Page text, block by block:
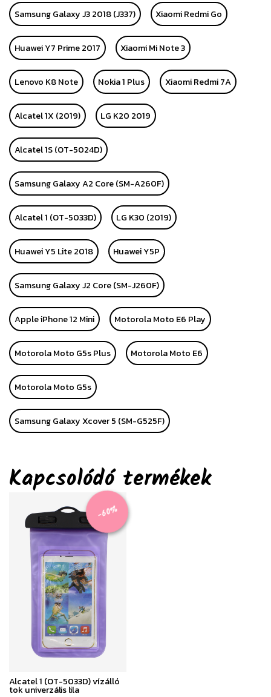
Samsung Galaxy J3 2018 (J337) Xiaomi Redmi Go
Huawei Y7 Prime 2017 Xiaomi Mi Note 3
Lenovo K8 Note Nokia 1 Plus Xiaomi Redmi 7A
Alcatel 1X (2019) LG K20 2019
Alcatel 1S (OT-5024D)
Samsung Galaxy A2 Core (SM-A260F)
Alcatel 1 (OT-5033D) LG K30 (2019)
Huawei Y5 Lite 2018 Huawei Y5P
Samsung Galaxy J2 Core (SM-J260F)
Apple iPhone 12 Mini Motorola Moto E6 Play
Motorola Moto G5s Plus Motorola Moto E6
Motorola Moto G5s
Samsung Galaxy Xcover 5 (SM-G525F)
Kapcsolódó termékek
-60%
Alcatel 1 (OT-5033D) vízálló
tok univerzális lila